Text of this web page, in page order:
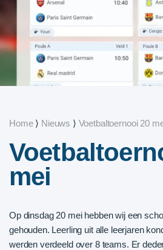
Home⟩ Nieuws ⟩ Voetbaltoernooi 20
mei
Op dinsdag 20 mei hebben wij een
gehouden. Leerling uit alle leerjaren
werden verdeeld over 8 teams. Er